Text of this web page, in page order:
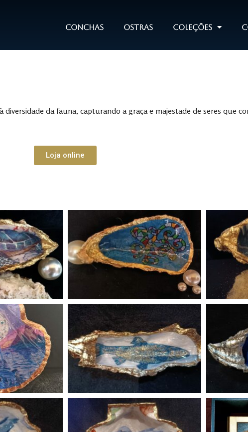
Conchas Ostras Coleções
da fauna, capturando a graça e majestade de seres que
Loja online